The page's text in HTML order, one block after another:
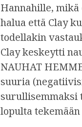
Hannahille, mikä
halua että Clay
todellakin
Clay keskeytti
NAUHAT
suuria
surullisemmaksi
lopulta